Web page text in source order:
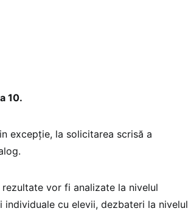
10.
excepție, la solicitarea scrisă a
vor fi analizate la nivelul
cu elevii, dezbateri la nivelul